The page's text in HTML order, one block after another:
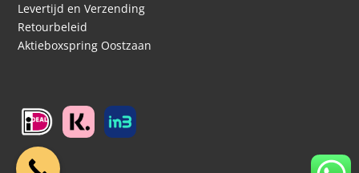
Levertijd en Verzending
Retourbeleid
Aktieboxspring Oostzaan